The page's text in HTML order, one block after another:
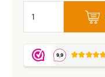
4
Seasons
Calma